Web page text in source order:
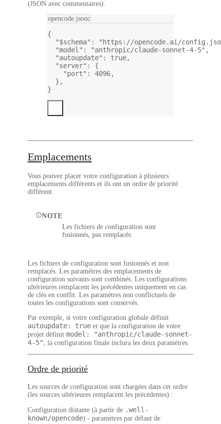
(JSON avec commentaires).
opencode.jsonc
{
"$schema" :
"https://opencode.ai/
"model" : "anthropic/claude-sonnet-4-5" ,
"autoupdate" : true,
"server" : {
"port" : 4096,
},
}
Emplacements
Vous pouvez placer votre configuration à plusieurs
emplacements différents et ils ont un ordre de priorité
différent.
NOTE
Les fichiers de configuration sont
fusionnés , pas remplacés.
Les fichiers de configuration sont fusionnés et non
remplacés. Les paramètres des emplacements de
configuration suivants sont combinés. Les configurations
ultérieures remplacent les précédentes uniquement en cas
de clés en conflit. Les paramètres non conflictuels de
toutes les configurations sont conservés.
Par exemple, si votre configuration globale définit
autoupdate: true et que la configuration de votre
projet définit model: "anthropic/claude-sonnet-
4-5"
, la configuration finale inclura les deux paramètres.
Ordre de priorité
Les sources de configuration sont chargées dans cet ordre
(les sources ultérieures remplacent les précédentes) :
Configuration distante (à partir de .well-
known/opencode) - paramètres par défaut de